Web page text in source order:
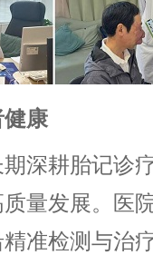
康
深耕胎记诊
量发展。医
准检测与治